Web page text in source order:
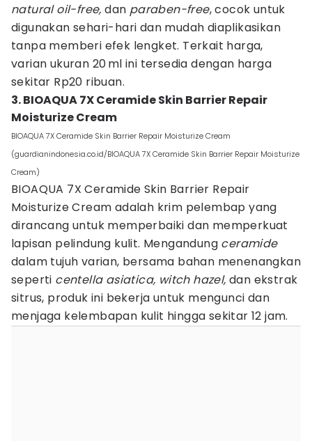
natural oil-free,dan paraben-free, cocok untuk
digunakan sehari-hari dan mudah diaplikasikan
tanpa memberi efek lengket. Terkait harga,
varian ukuran 20 ml ini tersedia dengan harga
sekitar Rp20 ribuan.
3. BIOAQUA 7X Ceramide Skin Barrier Repair
Moisturize Cream
BIOAQUA 7X Ceramide Skin Barrier Repair Moisturize Cream
(guardianindonesia.co.id/BIOAQUA 7X Ceramide Skin Barrier Repair Moisturize
Cream)
BIOAQUA 7X Ceramide Skin Barrier Repair
Moisturize Cream adalah krim pelembap yang
dirancang untuk memperbaiki dan memperkuat
lapisan pelindung kulit. Mengandung ceramide
dalam tujuh varian, bersama bahan menenangkan
seperti centella asiatica, witch hazel,dan ekstrak
sitrus, produk ini bekerja untuk mengunci dan
menjaga kelembapan kulit hingga sekitar 12 jam.